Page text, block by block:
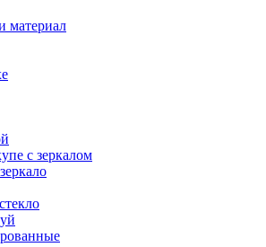
материал
с зеркалом